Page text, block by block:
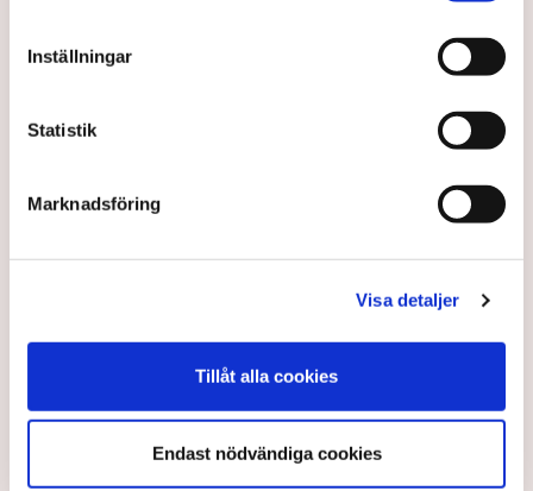
Inställningar
Statistik
Marknadsföring
Visa detaljer
Tillåt alla cookies
Endast nödvändiga cookies
maskiner – polisen kan inte
avvisa dem: ”Upptrappning
AI-sammanfattning
Torvtäkten i Grimsås har stoppats av aktivister
Polisen kritiseras för bristande agerande vid
agerande på plats.